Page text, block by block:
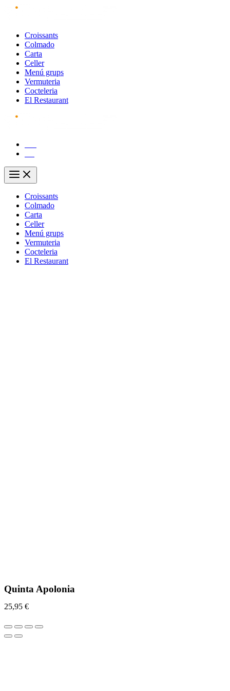
Vés
Croissants
Colmado
Carta
Celler
Menú grups
Vermuteria
Cocteleria
El Restaurant
Main
Menu
Croissants
Colmado
Carta
Celler
Menú grups
Vermuteria
Cocteleria
El Restaurant
Quinta Apolonia
25,95 €